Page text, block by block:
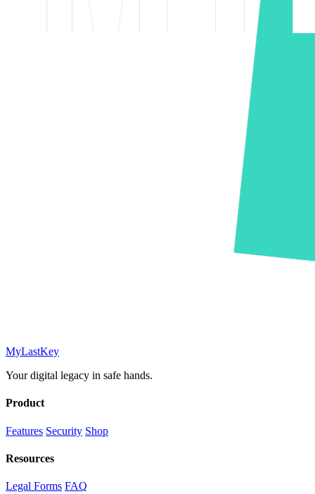
MyLastKey
Your digital legacy in safe hands.
Product
Features Security Shop
Resources
Legal Forms FAQ